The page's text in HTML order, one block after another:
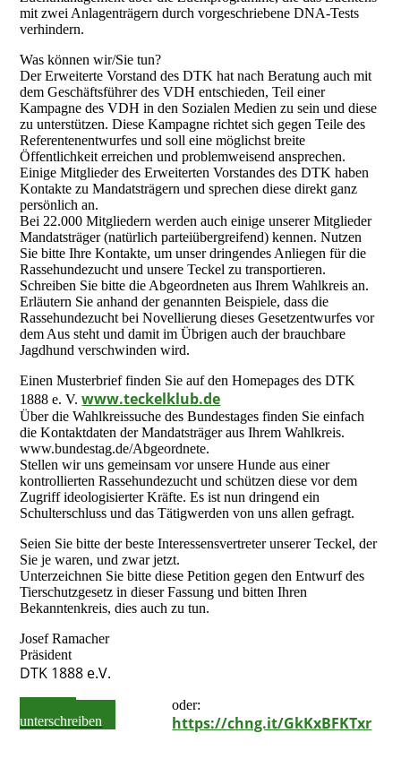
mit zwei Anlagenträgern durch vorgeschriebene DNA-Tests
verhindern.
Was können wir/Sie tun?
Der Erweiterte Vorstand des DTK hat nach Beratung auch mit
dem Geschäftsführer des VDH entschieden, Teil einer
Kampagne des VDH in den Sozialen Medien zu sein und diese
zu unterstützen. Diese Kampagne richtet sich gegen Teile des
Referentenentwurfes und soll eine möglichst breite
Öffentlichkeit erreichen und problemweisend ansprechen.
Einige Mitglieder des Erweiterten Vorstandes des DTK haben
Kontakte zu Mandatsträgern und sprechen diese direkt ganz
persönlich an.
Bei 22.000 Mitgliedern werden auch einige unserer Mitglieder
Mandatsträger (natürlich parteiübergreifend) kennen. Nutzen
Sie bitte Ihre Kontakte, um unser dringendes Anliegen für die
Rassehundezucht und unsere Teckel zu transportieren.
Schreiben Sie bitte die Abgeordneten aus Ihrem Wahlkreis an.
Erläutern Sie anhand der genannten Beispiele, dass die
Rassehundezucht bei Novellierung dieses Gesetzentwurfes vor
dem Aus steht und damit im Übrigen auch der brauchbare
Jagdhund verschwinden wird.
Einen Musterbrief finden Sie auf den Homepages des DTK
1888 e. V.www.teckelklub.de
Über die Wahlkreissuche des Bundestages finden Sie einfach
die Kontaktdaten der Mandatsträger aus Ihrem Wahlkreis.
www.bundestag.de/Abgeordnete.
Stellen wir uns gemeinsam vor unsere Hunde aus einer
kontrollierten Rassehundezucht und schützen diese vor dem
Zugriff ideologisierter Kräfte. Es ist nun dringend ein
Schulterschluss und das Tätigwerden von uns allen gefragt.
Seien Sie bitte der beste Interessensvertreter unserer Teckel, der
Sie je waren, und zwar jetzt.
Unterzeichnen Sie bitte diese Petition gegen den Entwurf des
Tierschutzgesetz in dieser Fassung und bitten Ihren
Bekanntenkreis, dies auch zu tun.
Josef Ramacher
Präsident
DTK 1888 e.V.
Petition
unterschreiben
oder:
https://chng.it/GkKxBFKTxr